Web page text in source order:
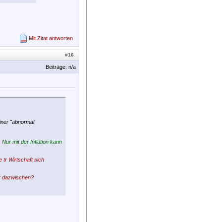
Mit Zitat antworten
#16
Beiträge: n/a
"abnormal
mit der Inflation kann
tr Wirtschaft sich
dazwischen?